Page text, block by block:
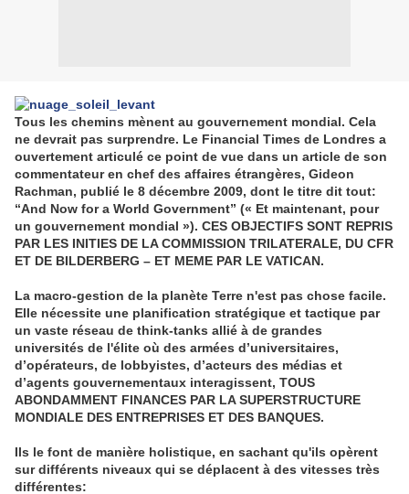
Tous les chemins mènent au gouvernement mondial. Cela
ne devrait pas surprendre. Le Financial Times de Londres a
ouvertement articulé ce point de vue dans un article de son
commentateur en chef des affaires étrangères, Gideon
Rachman, publié le 8 décembre 2009, dont le titre dit tout:
“And Now for a World Government” (« Et maintenant, pour
un gouvernement mondial »). CES OBJECTIFS SONT REPRIS
PAR LES INITIES DE LA COMMISSION TRILATERALE, DU CFR
ET DE BILDERBERG – ET MEME PAR LE VATICAN.
La macro-gestion de la planète Terre n'est pas chose facile.
Elle nécessite une planification stratégique et tactique par
un vaste réseau de think-tanks allié à de grandes
universités de l'élite où des armées d’universitaires,
d’opérateurs, de lobbyistes, d’acteurs des médias et
d’agents gouvernementaux interagissent, TOUS
ABONDAMMENT FINANCES PAR LA SUPERSTRUCTURE
MONDIALE DES ENTREPRISES ET DES BANQUES.
Ils le font de manière holistique, en sachant qu'ils opèrent
sur différents niveaux qui se déplacent à des vitesses très
différentes: